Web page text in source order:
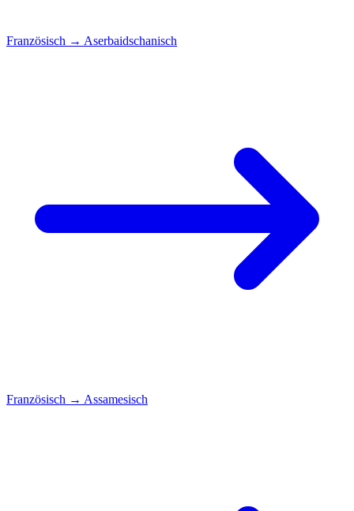
Französisch → Aserbaidschanisch
Französisch → Assamesisch